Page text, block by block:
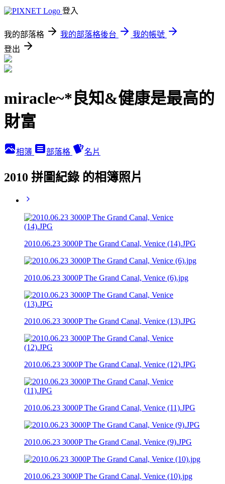
登入
我的部落格 我的部落格後台
我的帳號
登出
miracle~*良知&健康是最高的
財富
相簿 部落格 名片
2010 拼圖紀錄 的相簿照片
2010.06.23 3000P The Grand Canal, Venice (14).JPG
2010.06.23 3000P The Grand Canal, Venice (6).jpg
2010.06.23 3000P The Grand Canal, Venice (13).JPG
2010.06.23 3000P The Grand Canal, Venice (12).JPG
2010.06.23 3000P The Grand Canal, Venice (11).JPG
2010.06.23 3000P The Grand Canal, Venice (9).JPG
2010.06.23 3000P The Grand Canal, Venice (10).jpg